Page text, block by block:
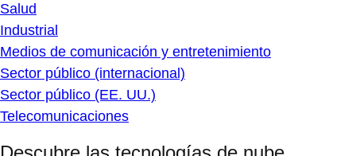
Salud
Industrial
Medios de comunicación y entretenimiento
Sector público (internacional)
Sector público (EE. UU.)
Telecomunicaciones